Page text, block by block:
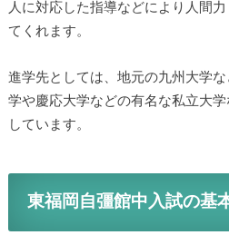
導」など個人に対応した指導など
を徹底的に育てくれます。
進学先としては、地元の九州大学
大学や慶応大学などの有名な私立
排出しています。
東福岡自彊館中入試の基